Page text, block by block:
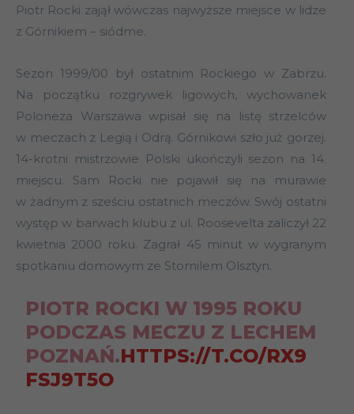
Piotr Rocki zajął wówczas najwyższe miejsce w lidze
z Górnikiem – siódme.
Sezon 1999/00 był ostatnim Rockiego w Zabrzu.
Na początku rozgrywek ligowych, wychowanek
Poloneza Warszawa wpisał się na listę strzelców
w meczach z Legią i Odrą. Górnikowi szło już gorzej.
14-krotni mistrzowie Polski ukończyli sezon na 14.
miejscu. Sam Rocki nie pojawił się na murawie
w żadnym z sześciu ostatnich meczów. Swój ostatni
występ w barwach klubu z ul. Roosevelta zaliczył 22
kwietnia 2000 roku. Zagrał 45 minut w wygranym
spotkaniu domowym ze Stomilem Olsztyn.
PIOTR ROCKI W 1995 ROKU
PODCZAS MECZU Z LECHEM
POZNAŃ.HTTPS://T.CO/RX9
FSJ9T5O